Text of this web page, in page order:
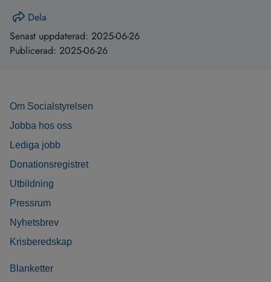
Dela
Senast uppdaterad: 2025-06-26
Publicerad: 2025-06-26
Om Socialstyrelsen
Jobba hos oss
Lediga jobb
Donationsregistret
Utbildning
Pressrum
Nyhetsbrev
Krisberedskap
Blanketter